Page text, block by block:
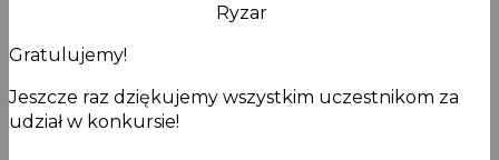
Ryzar
Gratulujemy!
Jeszcze raz dziękujemy wszystkim uczestnikom za
udział w konkursie!